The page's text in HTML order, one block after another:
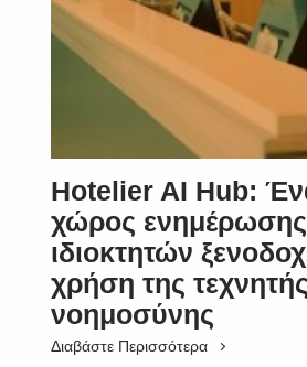
Hotelier AI Hub:
χώρος ενημέρωσης
ιδιοκτητών
χρήση της τεχνητής
νοημοσύνης
Διαβάστε Περισσότερα